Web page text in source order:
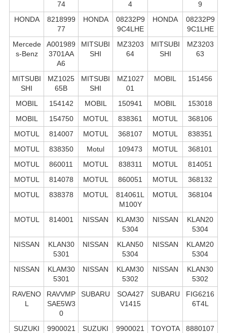
74 4
9
HONDA
8218999
77
HONDA
08232P9
9C4LHE
HONDA
08232P9
9C1LHE
Mercede
s-Benz
A001989
3701AA
A6
MITSUBI
SHI
MZ3203
64
MITSUBI
SHI
MZ3203
63
MITSUBI
SHI
MZ1025
65B
MITSUBI
SHI
MZ1027
01
MOBIL 151456
MOBIL 154142 MOBIL 150941 MOBIL
153018
MOBIL
154750 MOTUL 838361 MOTUL
368106
MOTUL
814007 MOTUL 368107 MOTUL
838351
MOTUL
838350 Motul 109473 MOTUL
368101
MOTUL
860011 MOTUL 838311 MOTUL
814051
MOTUL
814078 MOTUL 860051 MOTUL
368132
MOTUL
838378 MOTUL
814061L
M100Y
MOTUL 368104
MOTUL 814001 NISSAN
KLAM30
5304
NISSAN
KLAN20
5304
NISSAN
KLAN30
5301
NISSAN
KLAN50
5304
NISSAN
KLAM20
5304
NISSAN
KLAM30
5301
NISSAN
KLAM30
5302
NISSAN
KLAN30
5302
RAVENO
L
RAVVMP
SAE5W3
0
SUBARU
SOA427
V1415
SUBARU
FIG6216
6T4L
SUZUKI
9900021
SUZUKI
9900021
TOYOTA
8880107